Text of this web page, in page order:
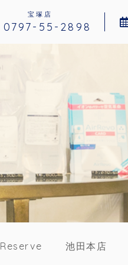
宝塚店
0797-55-2898
Reserve 池田本店